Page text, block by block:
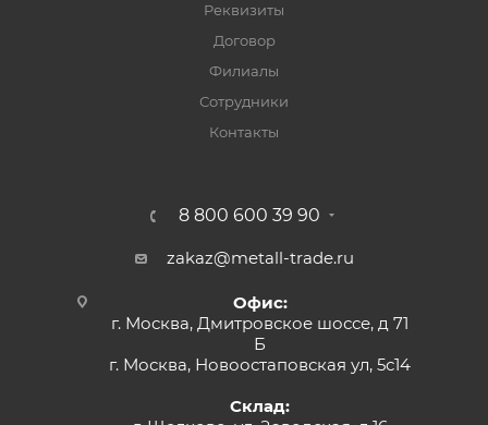
Реквизиты
Договор
Филиалы
Сотрудники
Контакты
8 800 600 39 90
zakaz@metall-trade.ru
Офис:
г. Москва, Дмитровское шоссе, д 71
Б
г. Москва, Новоостаповская ул, 5с14
Склад: